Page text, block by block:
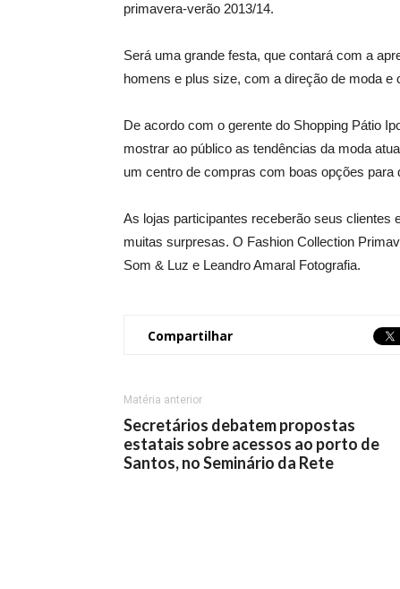
primavera-verão 2013/14.
Será uma grande festa, que contará com a
homens e plus size, com a direção de moda
De acordo com o gerente do Shopping Pátio
mostrar ao público as tendências da moda
um centro de compras com boas opções
As lojas participantes receberão seus clientes
muitas surpresas. O Fashion Collection
Som & Luz e Leandro Amaral Fotografia.
Compartilhar
Matéria anterior
Secretários debatem propostas
estatais sobre acessos ao porto de
Santos, no Seminário da Rete